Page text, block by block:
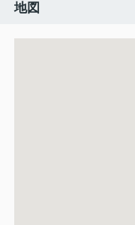
地図